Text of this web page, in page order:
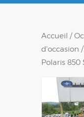
Accueil /
d'occasion /
Polaris 850